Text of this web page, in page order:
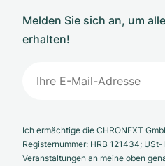
Melden Sie sich an, um
erhalten!
Ich ermächtige die CHRONEXT
Registernummer: HRB 121434;
Veranstaltungen an meine oben